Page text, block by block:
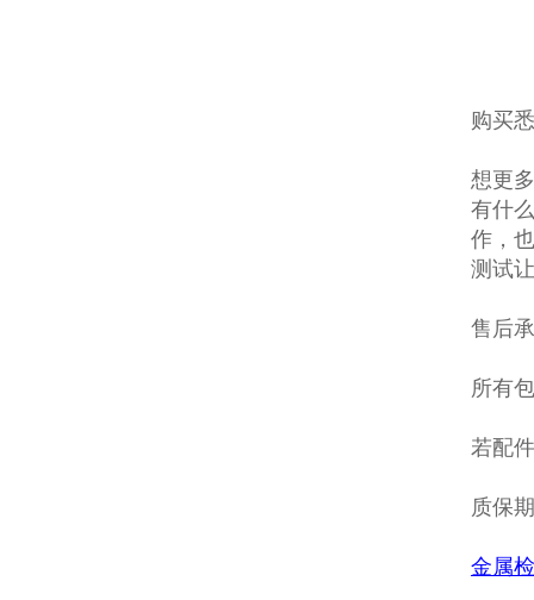
购买
想更
有什
作，
测试
售后
所有
若配
质保
金属